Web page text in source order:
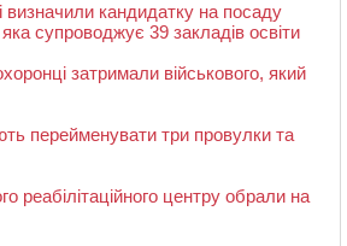
визначили кандидатку на посаду
супроводжує 39 закладів освіти
затримали військового, який
перейменувати три провулки та
реабілітаційного центру обрали на